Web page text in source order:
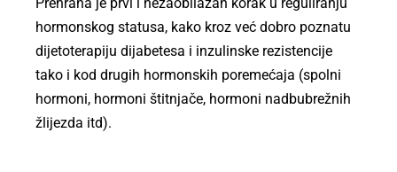
hormonskog statusa, kako kroz već dobro poznatu
dijetoterapiju dijabetesa i inzulinske rezistencije
tako i kod drugih hormonskih poremećaja (spolni
hormoni, hormoni štitnjače, hormoni nadbubrežnih
žlijezda itd).